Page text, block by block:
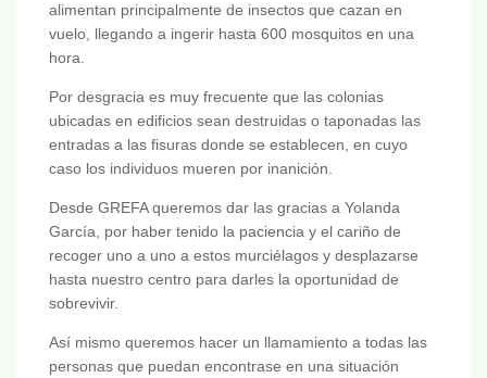
alimentan principalmente de insectos que cazan en
vuelo, llegando a ingerir hasta 600 mosquitos en una
hora.
Por desgracia es muy frecuente que las colonias
ubicadas en edificios sean destruidas o taponadas las
entradas a las fisuras donde se establecen, en cuyo
caso los individuos mueren por inanición.
Desde GREFA queremos dar las gracias a Yolanda
García, por haber tenido la paciencia y el cariño de
recoger uno a uno a estos murciélagos y desplazarse
hasta nuestro centro para darles la oportunidad de
sobrevivir.
Así mismo queremos hacer un llamamiento a todas las
personas que puedan encontrase en una situación